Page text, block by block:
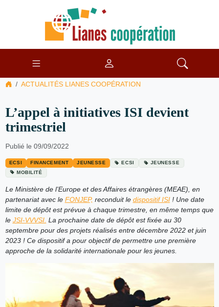
ACTUALITÉS LIANES COOPÉRATION
L’appel à initiatives ISI devient
trimestriel
Publié le 09/09/2022
ECSI FINANCEMENT JEUNESSE ECSI
JEUNESSE
MOBILITÉ
Le Ministère de l’Europe et des Affaires étrangères (MEAE), en
partenariat avec le FONJEP, reconduit le dispositif ISI! Une date
limite de dépôt est prévue à chaque trimestre, en même temps que
le JSI-VVVSI. La prochaine date de dépôt est fixée au 30
septembre pour des projets réalisés entre décembre 2022 et juin
2023 ! Ce dispositif a pour objectif de permettre une première
approche de la solidarité internationale pour les jeunes.